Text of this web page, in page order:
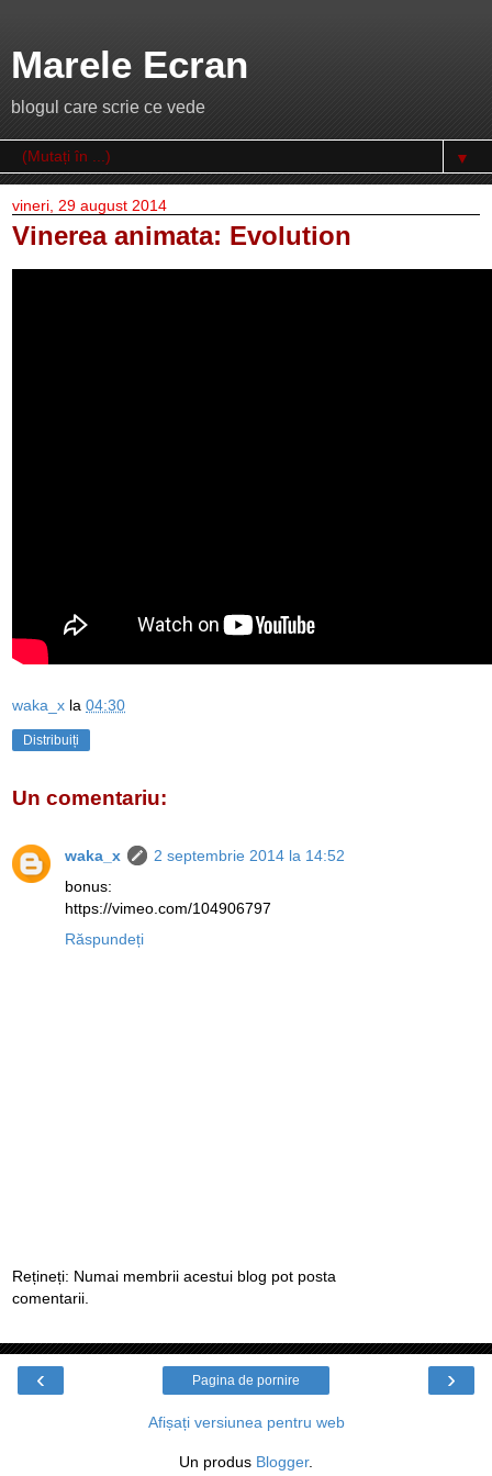
Marele Ecran
blogul care scrie ce vede
▼
vineri, 29 august 2014
Vinerea animata: Evolution
waka_x la 04:30
Distribuiți
Un comentariu:
waka_x
2 septembrie 2014 la 14:52
bonus:
https://vimeo.com/104906797
Răspundeți
Rețineți: Numai membrii acestui blog pot posta
comentarii.
‹ ›
Pagina de pornire
Afișați versiunea pentru web
Un produs Blogger.